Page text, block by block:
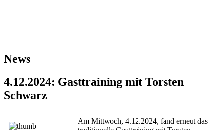
News
4.12.2024: Gasttraining mit Torsten
Schwarz
Am Mittwoch, 4.12.2024, fand erneut das